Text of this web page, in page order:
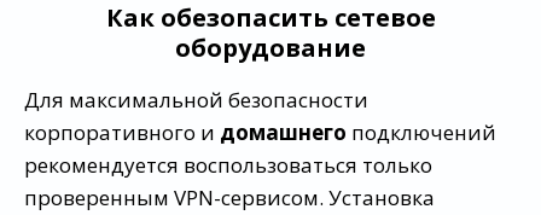
Как обезопасить сетевое
оборудование
Для максимальной безопасности
корпоративного и домашнего подключений
рекомендуется воспользоваться только
проверенным VPN-сервисом. Установка